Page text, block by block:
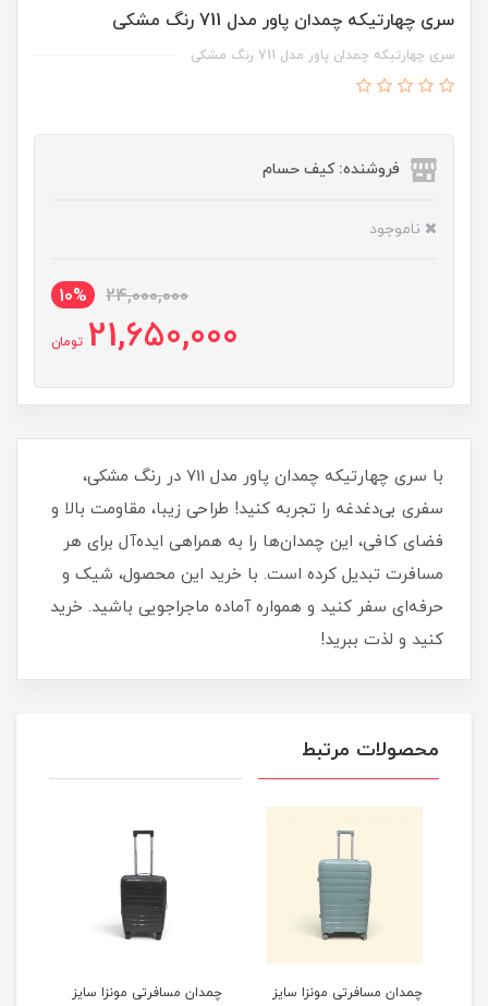
سری چهارتیکه چمدان پاور مدل 711 رنگ مشکی
سری چهارتیکه چمدان پاور مدل 711 رنگ مشکی
فروشنده: کیف حسام
ناموجود
24,000,000
10%
21,650,000 تومان
با سری چهارتیکه چمدان پاور مدل 711 در رنگ مشکی،
سفری بی‌دغدغه را تجربه کنید! طراحی زیبا، مقاومت بالا و
فضای کافی، این چمدان‌ها را به همراهی ایده‌آل برای هر
مسافرت تبدیل کرده است. با خرید این محصول، شیک و
حرفه‌ای سفر کنید و همواره آماده ماجراجویی باشید. خرید
کنید و لذت ببرید!
محصولات مرتبط
چمدان مسافرتی مونزا سایز
چمدان مسافرتی مونزا سایز